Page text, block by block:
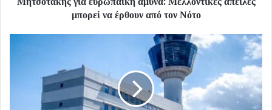
μπορεί να έρθουν από τον Νότο